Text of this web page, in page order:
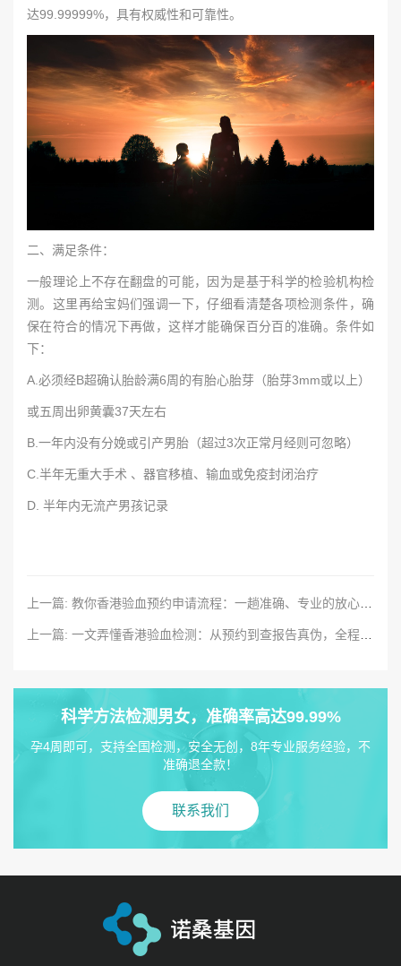
达99.99999%，具有权威性和可靠性。
二、满足条件：
一般理论上不存在翻盘的可能，因为是基于科学的检验机构检
测。这里再给宝妈们强调一下，仔细看清楚各项检测条件，确
保在符合的情况下再做，这样才能确保百分百的准确。条件如
下：
A.必须经B超确认胎龄满6周的有胎心胎芽（胎芽3mm或以上）
或五周出卵黄囊37天左右
B.一年内没有分娩或引产男胎（超过3次正常月经则可忽略）
C.半年无重大手术 、器官移植、输血或免疫封闭治疗
D. 半年内无流产男孩记录
上一篇: 教你香港验血预约申请流程：一趟准确、专业的放心之旅
上一篇: 一文弄懂香港验血检测：从预约到查报告真伪，全程服务指导咨询
科学方法检测男女，准确率高达99.99%
孕4周即可，支持全国检测，安全无创，8年专业服务经验，不
准确退全款！
联系我们